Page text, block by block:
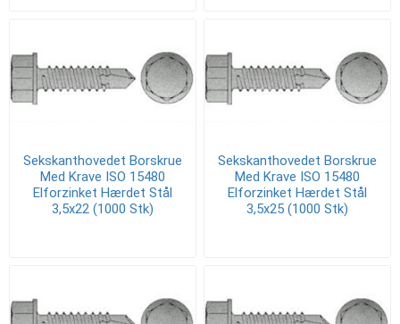
Sekskanthovedet Borskrue
Med Krave ISO 15480
Elforzinket Hærdet Stål
3,5x22 (1000 Stk)
Sekskanthovedet Borskrue
Med Krave ISO 15480
Elforzinket Hærdet Stål
3,5x25 (1000 Stk)